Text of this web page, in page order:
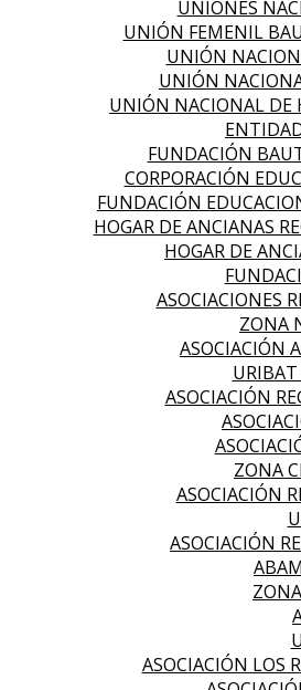
UNIONES
UNIÓN FEMENIL
UNIÓN
UNIÓN
UNIÓN NACIONAL DE
FUNDACIÓN
CORPORACIÓN
FUNDACIÓN
HOGAR DE ANCIANAS
HOGAR DE
ASOCIACIONES
ZONA
ASOCIACIÓN
URIBAT
ASOCIACIÓN
ZONA
ASOCIACIÓN
ASOCIACIÓN
ASOCIACIÓN LOS